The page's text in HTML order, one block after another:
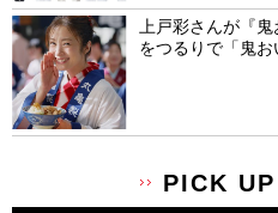
上戸彩さんが『
をつるりで「鬼お
PICK